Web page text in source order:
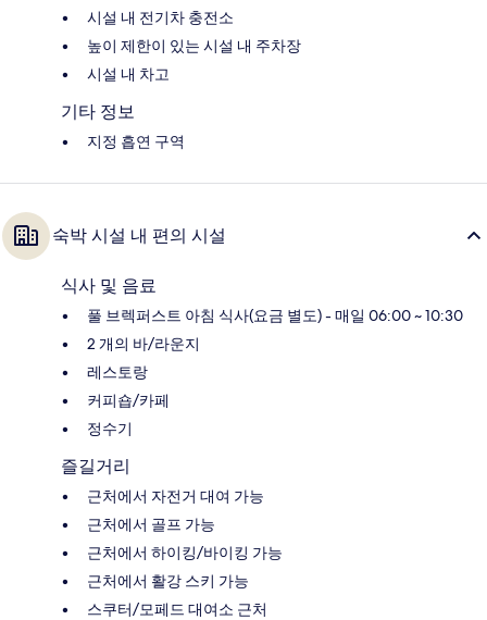
시설 내 전기차 충전소
높이 제한이 있는 시설 내 주차장
시설 내 차고
기타 정보
지정 흡연 구역
숙박 시설 내 편의 시설
식사 및 음료
풀 브렉퍼스트 아침 식사(요금 별도) - 매일 06:00 ~ 10:30
2 개의 바/라운지
레스토랑
커피숍/카페
정수기
즐길거리
근처에서 자전거 대여 가능
근처에서 골프 가능
근처에서 하이킹/바이킹 가능
근처에서 활강 스키 가능
스쿠터/모페드 대여소 근처